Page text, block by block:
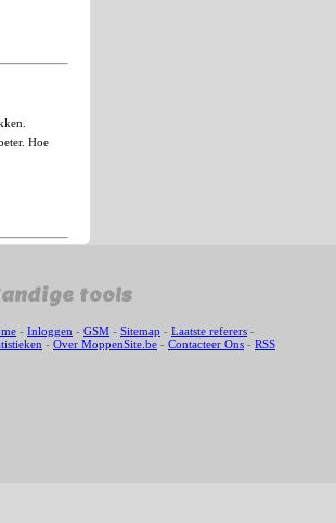
Hoe
tools
- Inloggen - GSM - Sitemap - Laatste referers -
- Over MoppenSite.be - Contacteer Ons - RSS